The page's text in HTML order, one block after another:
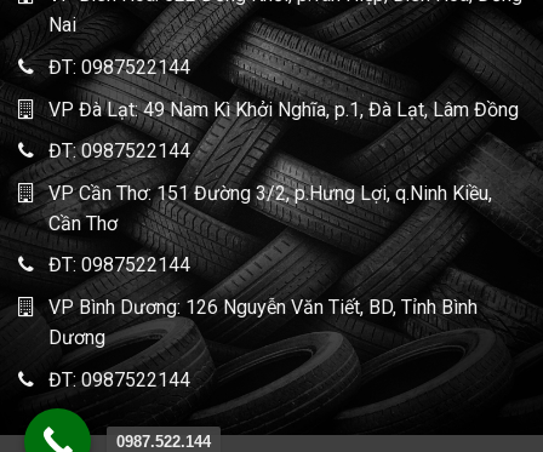
Nai
ĐT: 0987522144
VP Đà Lạt: 49 Nam Kì Khởi Nghĩa, p.1, Đà Lạt, Lâm Đồng
ĐT:0987522144
VP Cần Thơ: 151 Đường 3/2, p.Hưng Lợi, q.Ninh Kiều,
Cần Thơ
ĐT: 0987522144
VP Bình Dương: 126 Nguyễn Văn Tiết, BD, Tỉnh Bình
Dương
ĐT: 0987522144
0987.522.144